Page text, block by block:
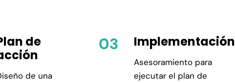
de
de una
Implementación
Asesoramiento para
ejecutar el plan de